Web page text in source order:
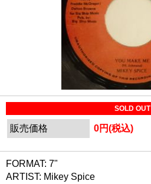
SOLD OUT
販売価格 0円(税込)
FORMAT: 7"
ARTIST: Mikey Spice ‎